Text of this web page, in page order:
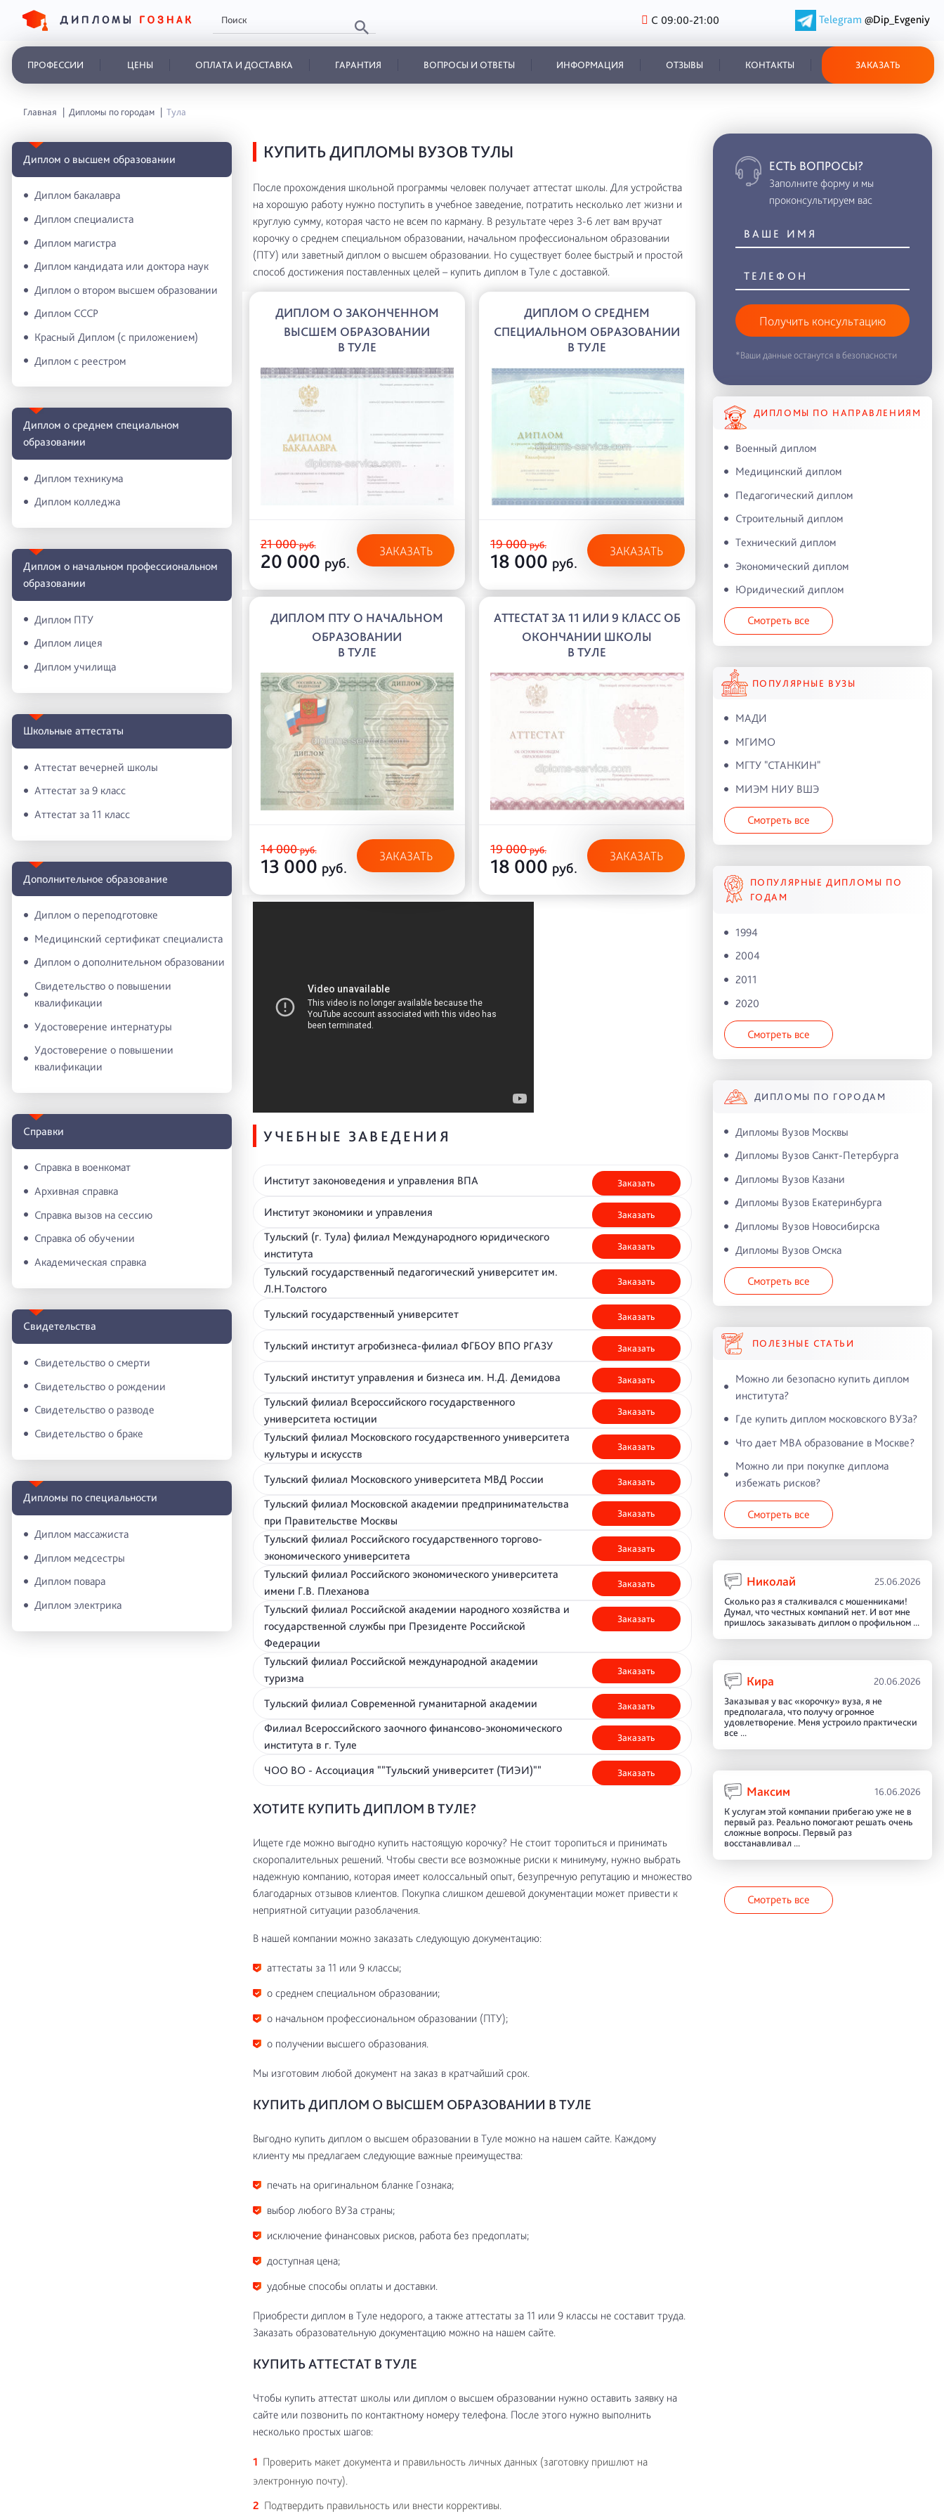
С 09:00-21:00 Telegram @Dip_Evgeniy
ПРОФЕССИИ ЦЕНЫ ОПЛАТА И ДОСТАВКА ГАРАНТИЯ ВОПРОСЫ И ОТВЕТЫ ИНФОРМАЦИЯ ОТЗЫВЫ КОНТАКТЫ ЗАКАЗАТЬ
Главная Дипломы по городам Тула
Диплом о высшем образовании
Диплом бакалавра
Диплом специалиста
Диплом магистра
Диплом кандидата или доктора наук
Диплом о втором высшем образовании
Диплом СССР
Красный Диплом (с приложением)
Диплом с реестром
Диплом о среднем специальном
образовании
Диплом техникума
Диплом колледжа
Диплом о начальном профессиональном
oбразовании
Диплом ПТУ
Диплом лицея
Диплом училища
Школьные аттестаты
Аттестат вечерней школы
Аттестат за 9 класс
Аттестат за 11 класс
Дополнительное образование
Диплом о переподготовке
Медицинский сертификат специалиста
Диплом о дополнительном образовании
Свидетельство о повышении
квалификации
Удостоверение интернатуры
Удостоверение о повышении
квалификации
Справки
Справка в военкомат
Архивная справка
Справка вызов на сессию
Справка об обучении
Академическая справка
Свидетельства
Свидетельство о смерти
Свидетельство о рождении
Свидетельство о разводе
Свидетельство о браке
Дипломы по специальности
Диплом массажиста
Диплом медсестры
Диплом повара
Диплом электрика
КУПИТЬ ДИПЛОМЫ ВУЗОВ ТУЛЫ
После прохождения школьной программы человек получает аттестат школы. Для устройства
на хорошую работу нужно поступить в учебное заведение, потратить несколько лет жизни и
круглую сумму, которая часто не всем по карману. В результате через 3-6 лет вам вручат
корочку о среднем специальном образовании, начальном профессиональном образовании
(ПТУ) или заветный диплом о высшем образовании. Но существует более быстрый и простой
способ достижения поставленных целей – купить диплом в Туле с доставкой.
ДИПЛОМ О ЗАКОНЧЕННОМ
ВЫСШЕМ ОБРАЗОВАНИИ
В ТУЛЕ
21 000руб.
20 000 руб.
ЗАКАЗАТЬ
ДИПЛОМ О СРЕДНЕМ
СПЕЦИАЛЬНОМ ОБРАЗОВАНИИ
В ТУЛЕ
19 000руб.
18 000 руб.
ЗАКАЗАТЬ
ДИПЛОМ ПТУ О НАЧАЛЬНОМ
ОБРАЗОВАНИИ
В ТУЛЕ
14 000руб.
13 000 руб.
ЗАКАЗАТЬ
АТТЕСТАТ ЗА 11 ИЛИ 9 КЛАСС ОБ
ОКОНЧАНИИ ШКОЛЫ
В ТУЛЕ
19 000руб.
18 000 руб.
ЗАКАЗАТЬ
УЧЕБНЫЕ ЗАВЕДЕНИЯ
Институт законоведения и управления ВПА Заказать
Институт экономики и управления Заказать
Тульский (г. Тула) филиал Международного юридического
института
Заказать
Тульский государственный педагогический университет им.
Л.Н.Толстого
Заказать
Тульский государственный университет Заказать
Тульский институт агробизнеса-филиал ФГБОУ ВПО РГАЗУ Заказать
Тульский институт управления и бизнеса им. Н.Д. Демидова Заказать
Тульский филиал Всероссийского государственного
университета юстиции
Заказать
Тульский филиал Московского государственного университета
культуры и искусств
Заказать
Тульский филиал Московского университета МВД России Заказать
Тульский филиал Московской академии предпринимательства
при Правительстве Москвы
Заказать
Тульский филиал Российского государственного торгово-
экономического университета
Заказать
Тульский филиал Российского экономического университета
имени Г.В. Плеханова
Заказать
Тульский филиал Российской академии народного хозяйства и
государственной службы при Президенте Российской
Федерации
Заказать
Тульский филиал Российской международной академии
туризма
Заказать
Тульский филиал Современной гуманитарной академии Заказать
Филиал Всероссийского заочного финансово-экономического
института в г. Туле
Заказать
ЧОО ВО - Ассоциация ""Тульский университет (ТИЭИ)"" Заказать
ХОТИТЕ КУПИТЬ ДИПЛОМ В ТУЛЕ?
Ищете где можно выгодно купить настоящую корочку? Не стоит торопиться и принимать
скоропалительных решений. Чтобы свести все возможные риски к минимуму, нужно выбрать
надежную компанию, которая имеет колоссальный опыт, безупречную репутацию и множество
благодарных отзывов клиентов. Покупка слишком дешевой документации может привести к
неприятной ситуации разоблачения.
В нашей компании можно заказать следующую документацию:
аттестаты за 11 или 9 классы;
о среднем специальном образовании;
о начальном профессиональном образовании (ПТУ);
о получении высшего образования.
Мы изготовим любой документ на заказ в кратчайший срок.
КУПИТЬ ДИПЛОМ О ВЫСШЕМ ОБРАЗОВАНИИ В ТУЛЕ
Выгодно купить диплом о высшем образовании в Туле можно на нашем сайте. Каждому
клиенту мы предлагаем следующие важные преимущества:
печать на оригинальном бланке Гознака;
выбор любого ВУЗа страны;
исключение финансовых рисков, работа без предоплаты;
доступная цена;
удобные способы оплаты и доставки.
Приобрести диплом в Туле недорого, а также аттестаты за 11 или 9 классы не составит труда.
Заказать образовательную документацию можно на нашем сайте.
КУПИТЬ АТТЕСТАТ В ТУЛЕ
Чтобы купить аттестат школы или диплом о высшем образовании нужно оставить заявку на
сайте или позвонить по контактному номеру телефона. После этого нужно выполнить
несколько простых шагов:
Проверить макет документа и правильность личных данных (заготовку пришлют на
электронную почту).
Подтвердить правильность или внести коррективы.
ЕСТЬ ВОПРОСЫ?
Заполните форму и мы
проконсультируем вас
Получить консультацию
*Ваши данные останутся в безопасности
ДИПЛОМЫ ПО НАПРАВЛЕНИЯМ
Военный диплом
Медицинский диплом
Педагогический диплом
Строительный диплом
Технический диплом
Экономический диплом
Юридический диплом
Смотреть все
ПОПУЛЯРНЫЕ ВУЗЫ
МАДИ
МГИМО
МГТУ "СТАНКИН"
МИЭМ НИУ ВШЭ
Смотреть все
ПОПУЛЯРНЫЕ ДИПЛОМЫ ПО
ГОДАМ
1994
2004
2011
2020
Смотреть все
ДИПЛОМЫ ПО ГОРОДАМ
Дипломы Вузов Москвы
Дипломы Вузов Санкт-Петербурга
Дипломы Вузов Казани
Дипломы Вузов Екатеринбурга
Дипломы Вузов Новосибирска
Дипломы Вузов Омска
Смотреть все
ПОЛЕЗНЫЕ СТАТЬИ
Можно ли безопасно купить диплом
института?
Где купить диплом московского ВУЗа?
Что дает MBA образование в Москве?
Можно ли при покупке диплома
избежать рисков?
Смотреть все
Николай 25.06.2026
Сколько раз я сталкивался с мошенниками!
Думал, что честных компаний нет. И вот мне
пришлось заказывать диплом о профильном ...
Кира 20.06.2026
Заказывая у вас «корочку» вуза, я не
предполагала, что получу огромное
удовлетворение. Меня устроило практически
все ...
Максим 16.06.2026
К услугам этой компании прибегаю уже не в
первый раз. Реально помогают решать очень
сложные вопросы. Первый раз
восстанавливал ...
Смотреть все